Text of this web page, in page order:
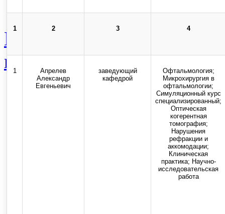
1 2 3 4
1
Апрелев
Александр
Евгеньевич
заведующий
кафедрой
Офтальмология;
Микрохирургия в
офтальмологии;
Симуляционный курс
специализированный;
Оптическая
когерентная
томография;
Нарушения
рефракции и
аккомодации;
Клиническая
практика; Научно-
исследовательская
работа
Новости
категория Состав
Top
Copyright © 2013-2025
государственного